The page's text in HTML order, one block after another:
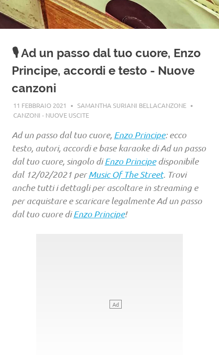
🎙️ Ad un passo dal tuo cuore, Enzo
Principe, accordi e testo - Nuove
canzoni
11 FEBBRAIO 2021
SAMANTHA SURIANI BELLACANZONE
CANZONI - NUOVE USCITE
Ad un passo dal tuo cuore, Enzo Principe: ecco
testo, autori, accordi e base karaoke di Ad un passo
dal tuo cuore, singolo diEnzo Principedisponibile
dal 12/02/2021 perMusic Of The Street. Trovi
anche tutti i dettagli per ascoltare in streaming e
per acquistare e scaricare legalmente Ad un passo
dal tuo cuore diEnzo Principe!